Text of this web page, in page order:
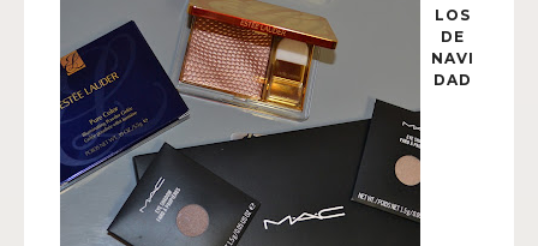
LOS
DE
NAVI
DAD